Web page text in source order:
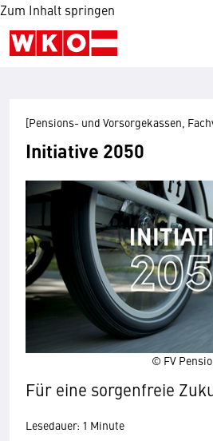
Zum Inhalt springen
© FV
[Pensions- und Vorsorgekassen,
Initiative 2050
Für eine sorgenfreie
Lesedauer: 1 Minute